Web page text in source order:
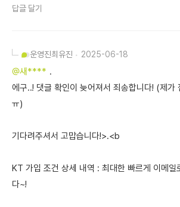
답글 달기
운영진최유진 2025-06-18
@새**** .
에구..! 댓글 확인이 늦어져서 죄송합니다! (제가
ㅠ)
기다려주셔서 고맙습니다!>.<b
KT 가입 조건 상세 내역 : 최대한 빠르게 이메일
다~!